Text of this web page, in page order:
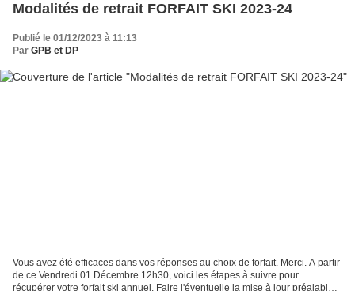
Modalités de retrait FORFAIT SKI 2023-24
Publié le 01/12/2023 à 11:13
Par GPB et DP
Vous avez été efficaces dans vos réponses au choix de forfait. Merci. A partir
de ce Vendredi 01 Décembre 12h30, voici les étapes à suivre pour
récupérer votre forfait ski annuel. Faire l'éventuelle la mise à jour préalable